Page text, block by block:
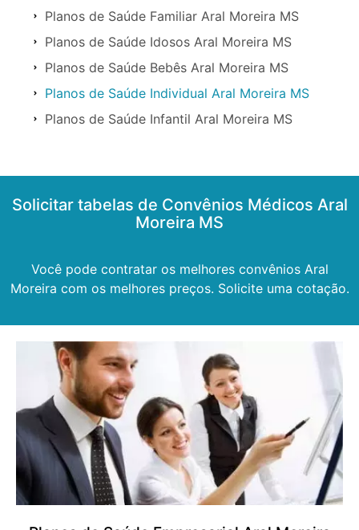
Planos de Saúde Familiar Aral Moreira MS
Planos de Saúde Idosos Aral Moreira MS
Planos de Saúde Bebês Aral Moreira MS
Planos de Saúde Individual Aral Moreira MS
Planos de Saúde Infantil Aral Moreira MS
Solicitar tabelas de Convênios Médicos Aral
Moreira MS
Você pode contratar os melhores convênios Aral
Moreira com os melhores preços. Solicite uma cotação.